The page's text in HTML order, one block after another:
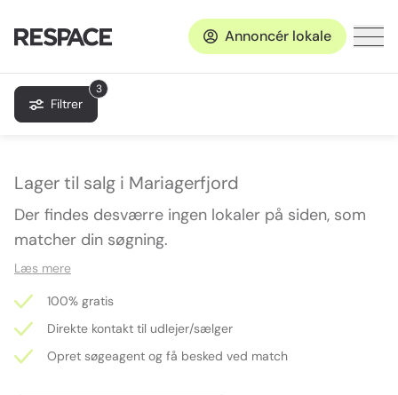
Annoncér lokale
3
Filtrer
Lager til salg i Mariagerfjord
Der findes desværre ingen lokaler på siden, som
matcher din søgning.
Læs mere
100% gratis
Direkte kontakt til udlejer/sælger
Opret søgeagent og få besked ved match